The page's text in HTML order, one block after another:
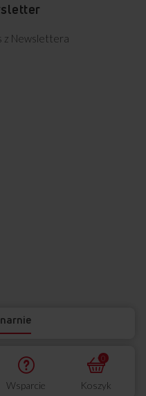
Wsparcie Koszyk
0
z Newslettera